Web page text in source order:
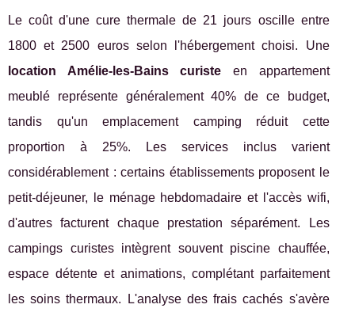
Le coût d'une cure thermale de 21 jours oscille entre
1800 et 2500 euros selon l'hébergement choisi. Une
location Amélie-les-Bains curiste en appartement
meublé représente généralement 40% de ce budget,
tandis qu'un emplacement camping réduit cette
proportion à 25%. Les services inclus varient
considérablement : certains établissements proposent le
petit-déjeuner, le ménage hebdomadaire et l'accès wifi,
d'autres facturent chaque prestation séparément. Les
campings curistes intègrent souvent piscine chauffée,
espace détente et animations, complétant parfaitement
les soins thermaux. L'analyse des frais cachés s'avère